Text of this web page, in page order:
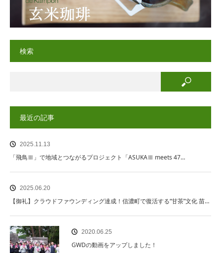
検索
最近の記事
2025.11.13
「飛鳥Ⅲ」で地域とつながるプロジェクト「ASUKAⅢ meets 47…
2025.06.20
【御礼】クラウドファウンディング達成！信濃町で復活する“甘茶”文化 苗…
2020.06.25
GWDの動画をアップしました！